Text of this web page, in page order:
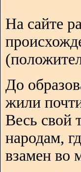
На сайте
До
жили
Весь свой
народам,
взамен во